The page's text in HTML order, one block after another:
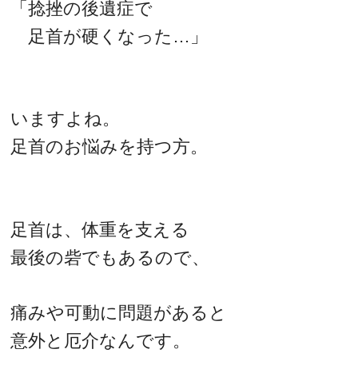
「捻挫の後遺症で
足首が硬くなった…」
いますよね。
足首のお悩みを持つ方。
足首は、体重を支える
最後の砦でもあるので、
痛みや可動に問題があると
意外と厄介なんです。